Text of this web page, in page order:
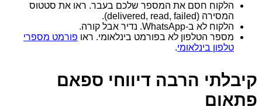
הלקוח חסם את המספר שלכם בעבר. ראו את סטטוס
המסירה (delivered, read, failed).
הלקוח לא ב‑WhatsApp. נדיר אבל קורה.
מספר הטלפון לא בפורמט בינלאומי. ראו פורמט מספרי
טלפון בינלאומי.
קיבלתי הרבה דיווחי ספאם
פתאום